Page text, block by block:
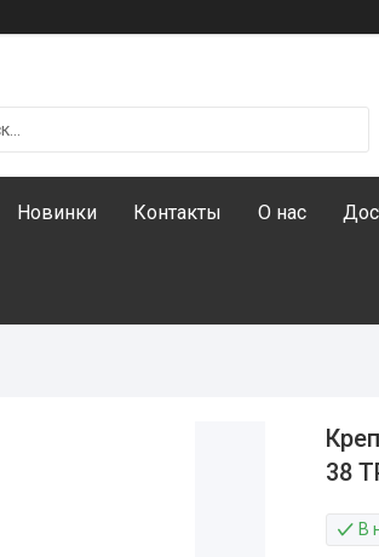
Новинки Контакты О нас
38
В